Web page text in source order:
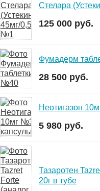
Стелара
125 000 руб.
Фумадерм
28 500 руб.
Неотигазон
5 980 руб.
Тазаротен
20г в тубе